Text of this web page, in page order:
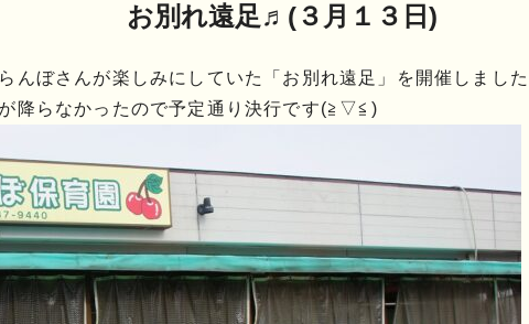
お別れ遠足♬(３月１３日)
んぼさんが楽しみにしていた「お別れ遠足」を開催しまし
降らなかったので予定通り決行です(≧▽≦)